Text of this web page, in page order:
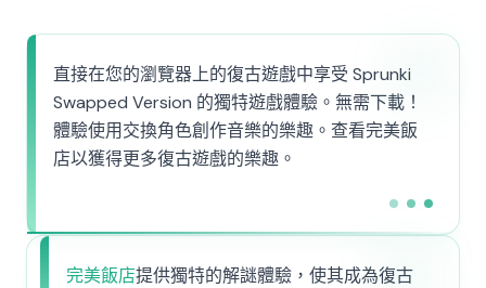
直接在您的瀏覽器上的復古遊戲中享受 Sprunki
Swapped Version 的獨特遊戲體驗。無需下載！
體驗使用交換角色創作音樂的樂趣。查看完美飯
店以獲得更多復古遊戲的樂趣。
完美飯店提供獨特的解謎體驗，使其成為復古